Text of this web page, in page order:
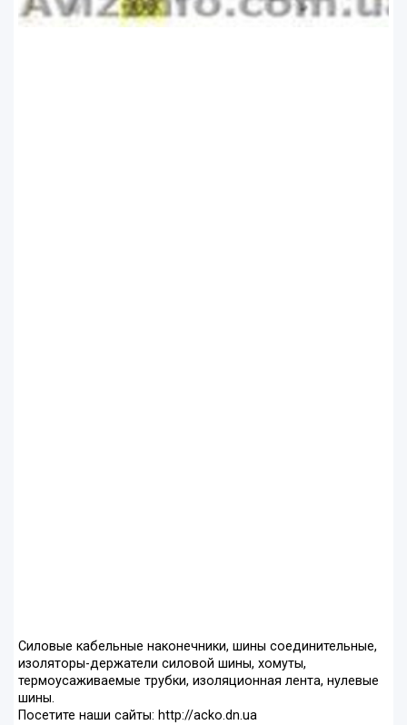
Силовые кабельные наконечники, шины соединительные,
изоляторы-держатели силовой шины, хомуты,
термоусаживаемые трубки, изоляционная лента, нулевые
шины.
Посетите наши сайты: http://acko.dn.ua